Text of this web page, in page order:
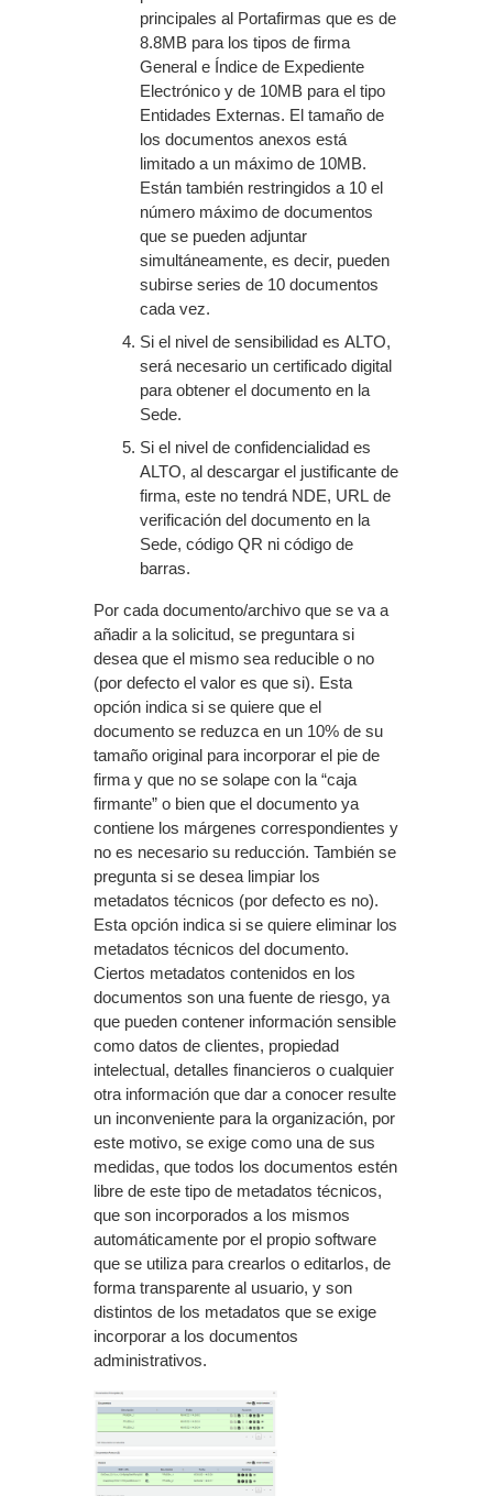
principales al Portafirmas que es de
8.8MB para los tipos de firma
General e Índice de Expediente
Electrónico y de 10MB para el tipo
Entidades Externas. El tamaño de
los documentos anexos está
limitado a un máximo de 10MB.
Están también restringidos a 10 el
número máximo de documentos
que se pueden adjuntar
simultáneamente, es decir, pueden
subirse series de 10 documentos
cada vez.
Si el nivel de sensibilidad es ALTO,
será necesario un certificado digital
para obtener el documento en la
Sede.
Si el nivel de confidencialidad es
ALTO, al descargar el justificante de
firma, este no tendrá NDE, URL de
verificación del documento en la
Sede, código QR ni código de
barras.
Por cada documento/archivo que se va a
añadir a la solicitud, se preguntara si
desea que el mismo sea reducible o no
(por defecto el valor es que si). Esta
opción indica si se quiere que el
documento se reduzca en un 10% de su
tamaño original para incorporar el pie de
firma y que no se solape con la “caja
firmante” o bien que el documento ya
contiene los márgenes correspondientes y
no es necesario su reducción. También se
pregunta si se desea limpiar los
metadatos técnicos (por defecto es no).
Esta opción indica si se quiere eliminar los
metadatos técnicos del documento.
Ciertos metadatos contenidos en los
documentos son una fuente de riesgo, ya
que pueden contener información sensible
como datos de clientes, propiedad
intelectual, detalles financieros o cualquier
otra información que dar a conocer resulte
un inconveniente para la organización, por
este motivo, se exige como una de sus
medidas, que todos los documentos estén
libre de este tipo de metadatos técnicos,
que son incorporados a los mismos
automáticamente por el propio software
que se utiliza para crearlos o editarlos, de
forma transparente al usuario, y son
distintos de los metadatos que se exige
incorporar a los documentos
administrativos.